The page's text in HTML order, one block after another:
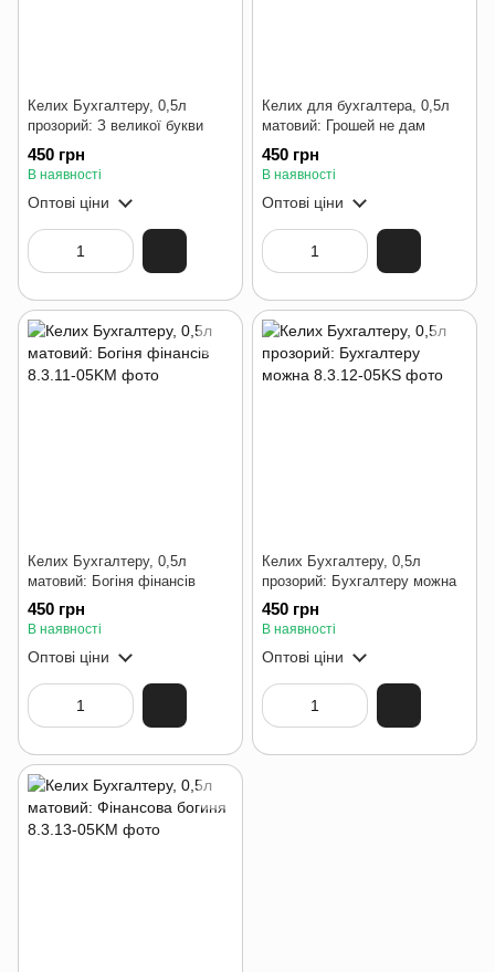
Келих Бухгалтеру, 0,5л
прозорий: З великої букви
450 грн
В наявності
Оптові ціни
Келих для бухгалтера, 0,5л
матовий: Грошей не дам
450 грн
В наявності
Оптові ціни
Келих Бухгалтеру, 0,5л
матовий: Богіня фінансів
450 грн
В наявності
Оптові ціни
Келих Бухгалтеру, 0,5л
прозорий: Бухгалтеру можна
450 грн
В наявності
Оптові ціни